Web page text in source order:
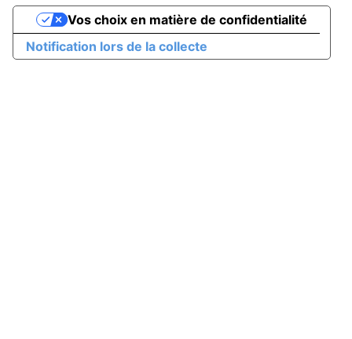
Notification lors de la collecte
Vos choix en matière de confidentialité